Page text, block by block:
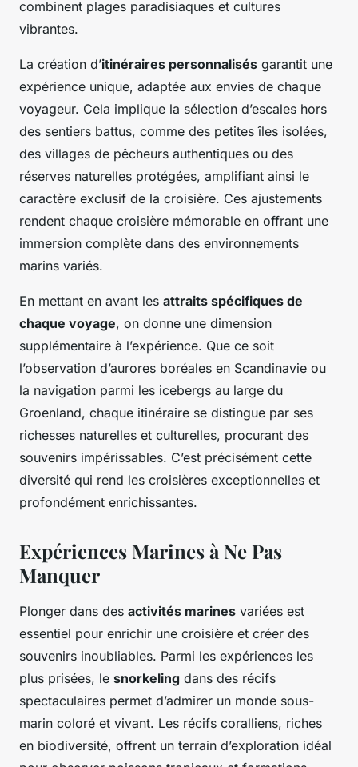
combinent plages paradisiaques et cultures
vibrantes.
La création d’itinéraires personnalisés garantit une
expérience unique, adaptée aux envies de chaque
voyageur. Cela implique la sélection d’escales hors
des sentiers battus, comme des petites îles isolées,
des villages de pêcheurs authentiques ou des
réserves naturelles protégées, amplifiant ainsi le
caractère exclusif de la croisière. Ces ajustements
rendent chaque croisière mémorable en offrant une
immersion complète dans des environnements
marins variés.
En mettant en avant les attraits spécifiques de
chaque voyage, on donne une dimension
supplémentaire à l’expérience. Que ce soit
l’observation d’aurores boréales en Scandinavie ou
la navigation parmi les icebergs au large du
Groenland, chaque itinéraire se distingue par ses
richesses naturelles et culturelles, procurant des
souvenirs impérissables. C’est précisément cette
diversité qui rend les croisières exceptionnelles et
profondément enrichissantes.
Expériences Marines à Ne Pas
Manquer
Plonger dans des activités marines variées est
essentiel pour enrichir une croisière et créer des
souvenirs inoubliables. Parmi les expériences les
plus prisées, le snorkeling dans des récifs
spectaculaires permet d’admirer un monde sous-
marin coloré et vivant. Les récifs coralliens, riches
en biodiversité, offrent un terrain d’exploration idéal